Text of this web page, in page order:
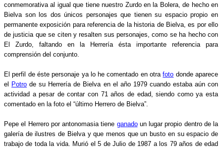
conmemorativa al igual que tiene nuestro Zurdo en la Bolera, de hecho en
Bielva son los dos únicos personajes que tienen su espacio propio en
permanente exposición para referencia de la historia de Bielva, es por ello
de justicia que se citen y resalten sus personajes, como se ha hecho con
El Zurdo, faltando en la Herrería ésta importante referencia para
comprensión del conjunto.
El perfil de éste personaje ya lo he comentado en otrafoto donde aparece
el
Potro de su Herrería de Bielva en el año 1979 cuando estaba aún con
actividad a pesar de contar con 71 años de edad, siendo como ya esta
comentado en la foto el “último Herrero de Bielva”.
Pepe el Herrero por antonomasia tiene ganadoun lugar propio dentro de la
galería de ilustres de Bielva y que menos que un busto en su espacio de
trabajo de toda la vida. Murió el 5 de Julio de 1987 a los 79 años de edad